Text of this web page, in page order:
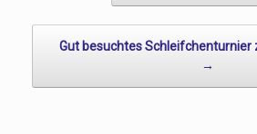
Gut besuchtes Schleifchenturnier
→